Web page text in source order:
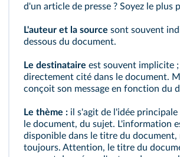
d'un article de presse ? Soyez le plus
L'auteur et la source sont souvent
dessous du document.
Le destinataire est souvent implicite
directement cité dans le document.
conçoit son message en fonction du
Le thème : il s'agit de l'idée
le document, du sujet. L'information
disponible dans le titre du document,
toujours. Attention, le titre du